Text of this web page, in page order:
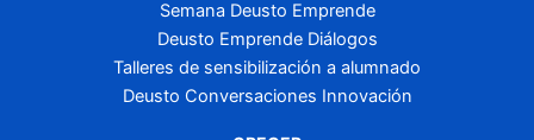
Semana Deusto Emprende
Deusto Emprende Diálogos
Talleres de sensibilización a alumnado
Deusto Conversaciones Innovación